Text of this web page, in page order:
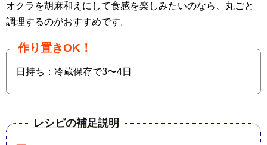
オクラを胡麻和えにして食感を楽しみたいのなら、丸ごと
調理するのがおすすめです。
作り置きOK！
日持ち：冷蔵保存で3〜4日
レシピの補足説明